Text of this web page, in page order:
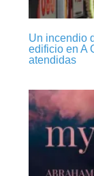
Un incendio
edificio en A
atendidas